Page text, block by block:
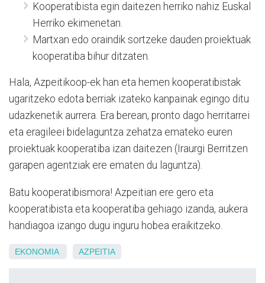
Kooperatibista egin daitezen herriko nahiz Euskal
Herriko ekimenetan.
Martxan edo oraindik sortzeke dauden proiektuak
kooperatiba bihur ditzaten.
Hala, Azpeitikoop-ek han eta hemen kooperatibistak
ugaritzeko edota berriak izateko kanpainak egingo ditu
udazkenetik aurrera. Era berean, pronto dago herritarrei
eta eragileei bidelaguntza zehatza emateko euren
proiektuak kooperatiba izan daitezen (Iraurgi Berritzen
garapen agentziak ere ematen du laguntza).
Batu kooperatibismora! Azpeitian ere gero eta
kooperatibista eta kooperatiba gehiago izanda, aukera
handiagoa izango dugu inguru hobea eraikitzeko.
EKONOMIA AZPEITIA